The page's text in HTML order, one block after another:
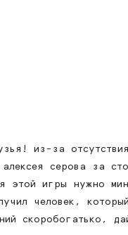
из-за
серова за
этой игры нужно
человек,
скоробогатько,